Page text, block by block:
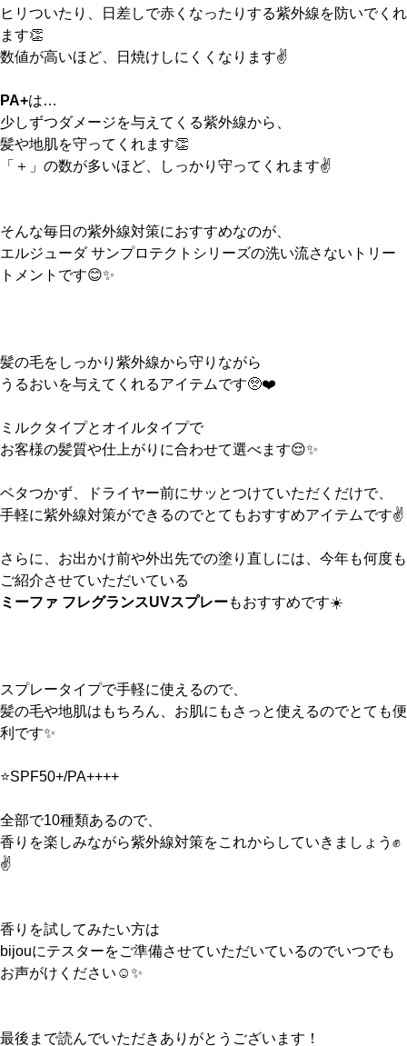
ヒリついたり、日差しで赤くなったりする紫外線を防いでくれ
ます👏
数値が高いほど、日焼けしにくくなります✌️
PA+は…
少しずつダメージを与えてくる紫外線から、
髪や地肌を守ってくれます👏
「＋」の数が多いほど、しっかり守ってくれます✌️
そんな毎日の紫外線対策におすすめなのが、
エルジューダ サンプロテクトシリーズの洗い流さないトリー
トメントです😊✨
髪の毛をしっかり紫外線から守りながら
うるおいを与えてくれるアイテムです🥺❤️
ミルクタイプとオイルタイプで
お客様の髪質や仕上がりに合わせて選べます😌✨
ベタつかず、ドライヤー前にサッとつけていただくだけで、
手軽に紫外線対策ができるのでとてもおすすめアイテムです✌️
さらに、お出かけ前や外出先での塗り直しには、今年も何度も
ご紹介させていただいている
ミーファ フレグランスUVスプレーもおすすめです☀️
スプレータイプで手軽に使えるので、
髪の毛や地肌はもちろん、お肌にもさっと使えるのでとても便
利です✨
⭐️SPF50+/PA++++
全部で10種類あるので、
香りを楽しみながら紫外線対策をこれからしていきましょう✊
✌️
香りを試してみたい方は
bijouにテスターをご準備させていただいているのでいつでも
お声がけください☺️✨
最後まで読んでいただきありがとうございます！